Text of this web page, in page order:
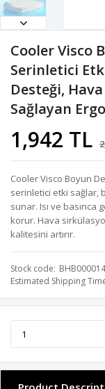
Cooler Visco
Serinletici
Desteği,
Sağlayan
1,942 TL
Cooler Visco Boyun
serinletici etki sağlar,
sunar. Isı ve basınca
korur. Hava
kalitesini artırır.
Stock code
Estimated Shipping